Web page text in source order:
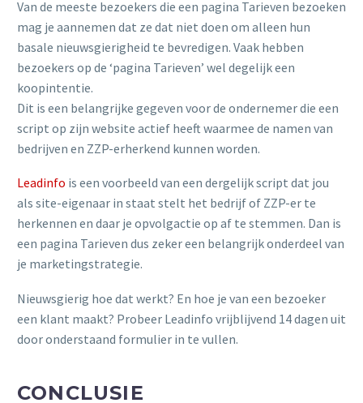
Van de meeste bezoekers die een pagina Tarieven bezoeken
mag je aannemen dat ze dat niet doen om alleen hun
basale nieuwsgierigheid te bevredigen. Vaak hebben
bezoekers op de ‘pagina Tarieven’ wel degelijk een
koopintentie.
Dit is een belangrijke gegeven voor de ondernemer die een
script op zijn website actief heeft waarmee de namen van
bedrijven en ZZP-erherkend kunnen worden.
Leadinfo is een voorbeeld van een dergelijk script dat jou
als site-eigenaar in staat stelt het bedrijf of ZZP-er te
herkennen en daar je opvolgactie op af te stemmen. Dan is
een pagina Tarieven dus zeker een belangrijk onderdeel van
je marketingstrategie.
Nieuwsgierig hoe dat werkt? En hoe je van een bezoeker
een klant maakt? Probeer Leadinfo vrijblijvend 14 dagen uit
door onderstaand formulier in te vullen.
CONCLUSIE